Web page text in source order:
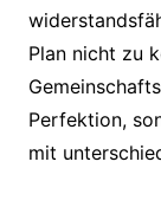
Plan nicht zu
Perfektion,
mit